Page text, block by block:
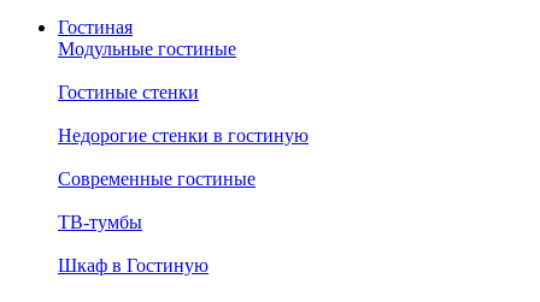
Гостиная
Модульные гостиные
Гостиные стенки
Недорогие стенки в гостиную
Современные гостиные
ТВ-тумбы
Шкаф в Гостиную